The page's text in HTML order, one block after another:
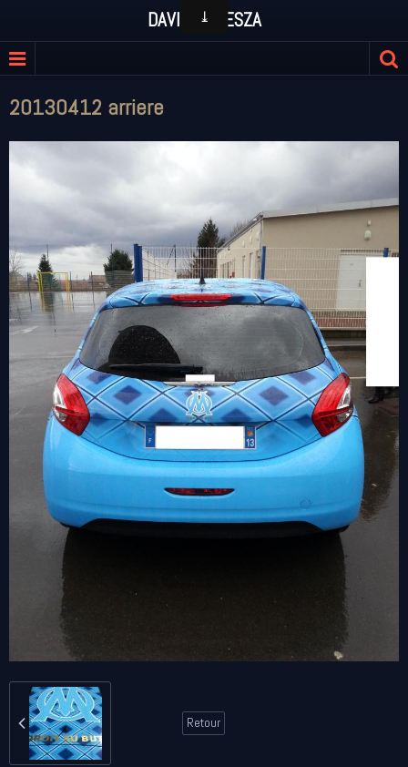
DAVID KULESZA
20130412 arriere
Retour